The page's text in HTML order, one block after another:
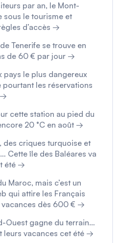
par an, le Mont-
sous le tourisme et
d’accès →
Tenerife se trouve en
de 60 € par jour →
pays le plus dangereux
pourtant les réservations
→
cette station au pied du
20 °C en août →
des criques turquoise et
Cette île des Baléares va
été →
Maroc, mais c’est un
qui attire les Français
vacances dès 600 € →
Ouest gagne du terrain…
leurs vacances cet été →